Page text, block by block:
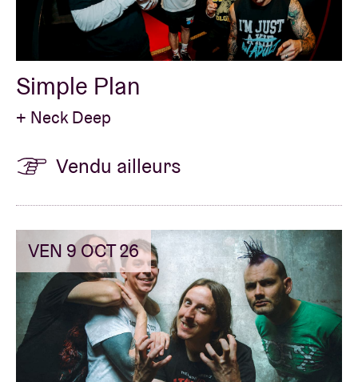
Simple Plan
+ Neck Deep
Vendu ailleurs
VEN 9 OCT 26